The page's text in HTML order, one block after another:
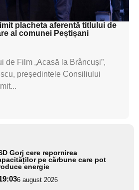
subti
placheta aferentă titlului de
al comunei Peștișani
de Film „Acasă la Brâncuși”,
președintele Consiliului
Gorj cere repornirea
pe cărbune care pot
energie
6 august 2026